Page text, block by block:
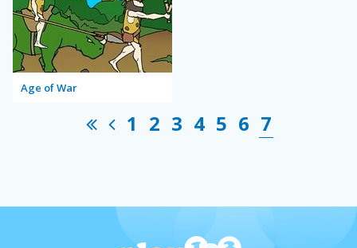
Age of War
1 2 3 4 5 6 7